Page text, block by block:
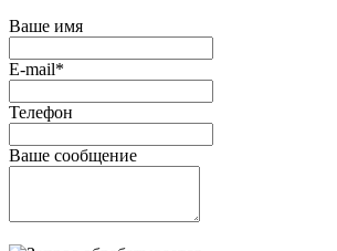
Ваше имя
E-mail*
Телефон
Ваше сообщение